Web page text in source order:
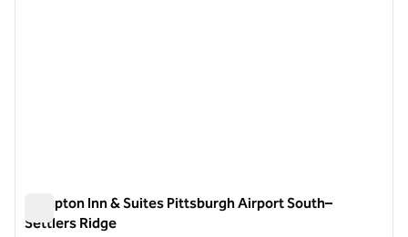
Hampton Inn & Suites Pittsburgh Airport South–
Settlers Ridge